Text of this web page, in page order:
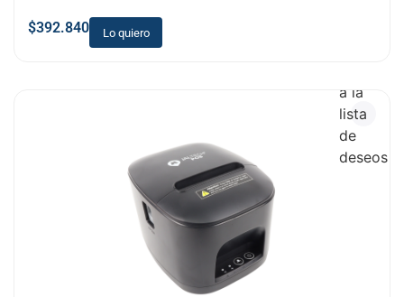
$392.840 Lo quiero
a la
lista
de
deseos